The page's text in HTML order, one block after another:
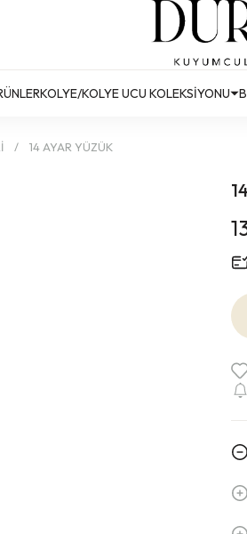
Türkiye’nin Her Yerine
Türkiye’nin Her Yerine
Türkiye’nin Her Yerine
KOLYE/KOLYE UCU KOLEKSİYONU
14 AYAR YÜZÜK